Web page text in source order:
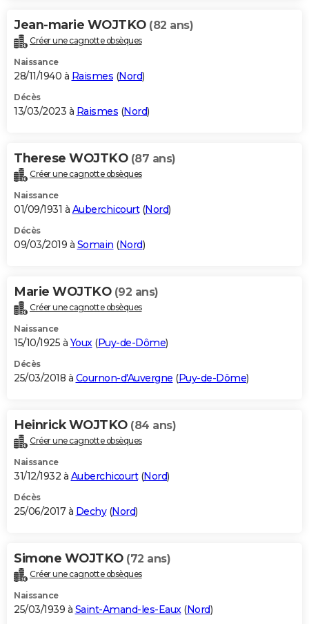
Jean-marie WOJTKO (82 ans)
Créer une cagnotte obsèques
Naissance
28/11/1940 à Raismes (Nord)
Décès
13/03/2023 à Raismes (Nord)
Therese WOJTKO (87 ans)
Créer une cagnotte obsèques
Naissance
01/09/1931 à Auberchicourt(Nord)
Décès
09/03/2019 à Somain (Nord)
Marie WOJTKO (92 ans)
Créer une cagnotte obsèques
Naissance
15/10/1925 à Youx(Puy-de-Dôme)
Décès
25/03/2018 à Cournon-d'Auvergne (Puy-de-Dôme)
Heinrick WOJTKO (84 ans)
Créer une cagnotte obsèques
Naissance
31/12/1932 à Auberchicourt(Nord)
Décès
25/06/2017 à Dechy(Nord)
Simone WOJTKO (72 ans)
Créer une cagnotte obsèques
Naissance
25/03/1939 à Saint-Amand-les-Eaux(Nord)